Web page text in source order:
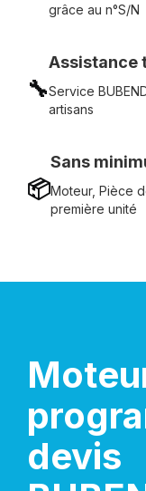
grâce au n°S/N
🔧
Assistance
Service
artisans
📦
Sans
Moteur, Pièce
première unité
devis